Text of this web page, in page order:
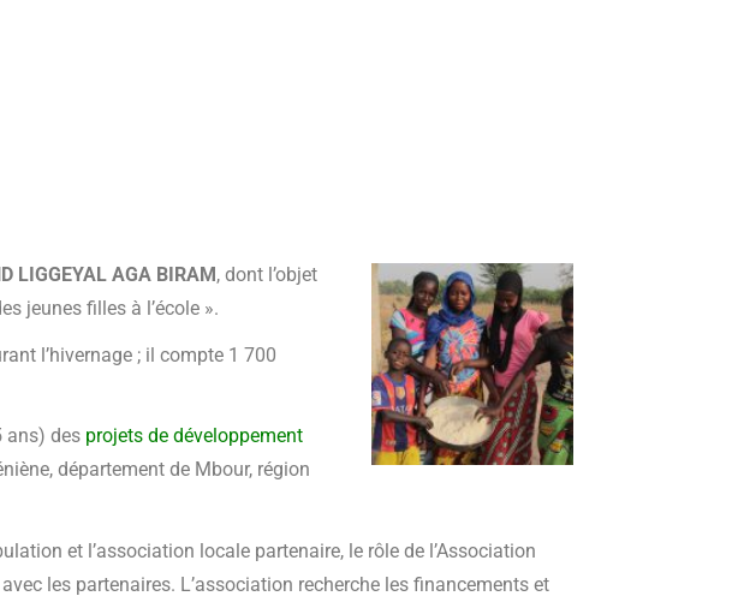
LIGGEYAL AGA BIRAM, dont l’objet
jeunes filles à l’école ».
l’hivernage ; il compte 1 700
ans) des projets de développement
département de Mbour, région
et l’association locale partenaire, le rôle de l’Association
les partenaires. L’association recherche les financements et